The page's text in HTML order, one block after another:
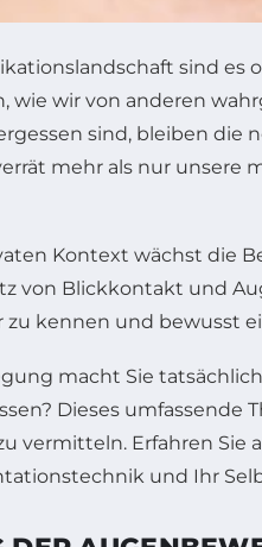
sind es
wie wir von anderen
sind, bleiben die
mehr als nur
Kontext wächst die
von Blickkontakt und
kennen und bewusst
macht Sie
Dieses
vermitteln. Erfahren
und Ihr